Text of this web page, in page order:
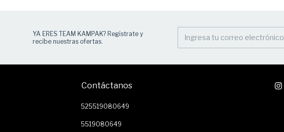
YA ERES TEAM KAMPAK? Registrate y
recibe nuestras ofertas.
Contáctanos
525519080649
5519080649